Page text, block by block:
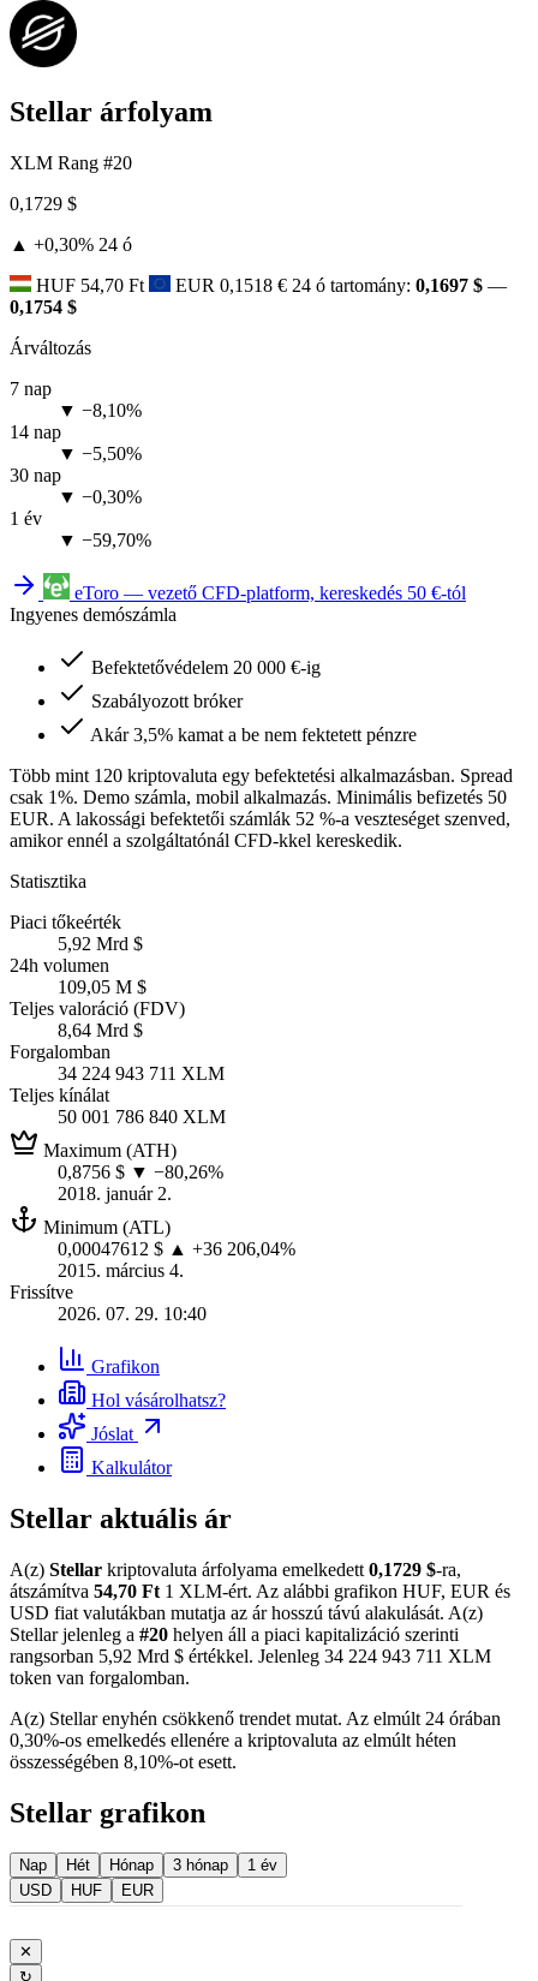
Stellar árfolyam
XLM Rang #20
0,1729 $
▲ +0,30% 24 ó
HUF 54,70 Ft EUR 0,1518 € 24 ó tartomány: 0,1697 $ —
0,1754 $
Árváltozás
7 nap
▼ −8,10%
14 nap
▼ −5,50%
30 nap
▼ −0,30%
1 év
▼ −59,70%
eToro — vezető CFD-platform, kereskedés 50 €-tól
Ingyenes demószámla
Befektetővédelem 20 000 €-ig
Szabályozott bróker
Akár 3,5% kamat a be nem fektetett pénzre
Több mint 120 kriptovaluta egy befektetési alkalmazásban. Spread
csak 1%. Demo számla, mobil alkalmazás. Minimális befizetés 50
EUR. A lakossági befektetői számlák 52 %-a veszteséget szenved,
amikor ennél a szolgáltatónál CFD-kkel kereskedik.
Statisztika
Piaci tőkeérték
5,92 Mrd $
24h volumen
109,05 M $
Teljes valoráció (FDV)
8,64 Mrd $
Forgalomban
34 224 943 711 XLM
Teljes kínálat
50 001 786 840 XLM
Maximum (ATH)
0,8756 $ ▼ −80,26%
2018. január 2.
Minimum (ATL)
0,00047612 $ ▲ +36 206,04%
2015. március 4.
Frissítve
2026. 07. 29. 10:40
Grafikon
Hol vásárolhatsz?
Jóslat
Kalkulátor
Stellar aktuális ár
A(z) Stellar kriptovaluta árfolyama emelkedett 0,1729 $-ra,
átszámítva 54,70 Ft 1 XLM-ért. Az alábbi grafikon HUF, EUR és
USD fiat valutákban mutatja az ár hosszú távú alakulását. A(z)
Stellar jelenleg a #20 helyen áll a piaci kapitalizáció szerinti
rangsorban 5,92 Mrd $ értékkel. Jelenleg 34 224 943 711 XLM
token van forgalomban.
A(z) Stellar enyhén csökkenő trendet mutat. Az elmúlt 24 órában
0,30%-os emelkedés ellenére a kriptovaluta az elmúlt héten
összességében 8,10%-ot esett.
Stellar grafikon
Nap Hét Hónap 3 hónap
1 év
USD
HUF EUR
✕
↻